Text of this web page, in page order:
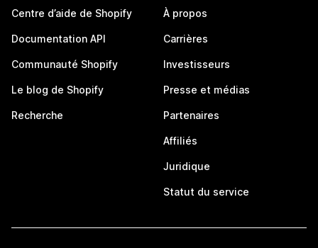
Centre d’aide de Shopify
Documentation API
Communauté Shopify
Le blog de Shopify
Recherche
À propos
Carrières
Investisseurs
Presse et médias
Partenaires
Affiliés
Juridique
Statut du service